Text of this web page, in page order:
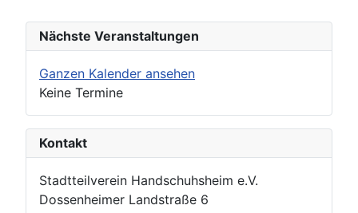
Nächste Veranstaltungen
Ganzen Kalender ansehen
Keine Termine
Kontakt
Stadtteilverein Handschuhsheim e.V.
Dossenheimer Landstraße 6